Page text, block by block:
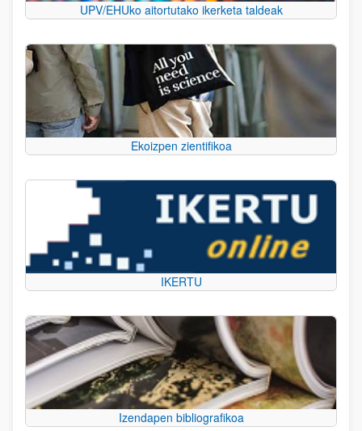
UPV/EHUko aitortutako ikerketa taldeak
Ekoizpen zientifikoa
IKERTU
Izendapen bibliografikoa